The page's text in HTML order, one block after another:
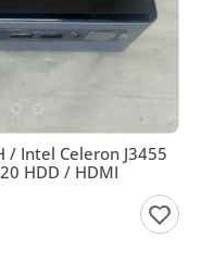
Intel Celeron J3455
HDD / HDMI